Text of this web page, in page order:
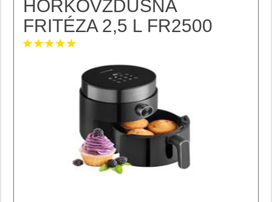
HORKOVZDUŠNÁ
FRITÉZA 2,5 L FR2500